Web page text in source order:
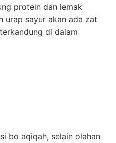
protein dan lemak
urap sayur akan ada zat
di dalam
bo aqiqah, selain olahan